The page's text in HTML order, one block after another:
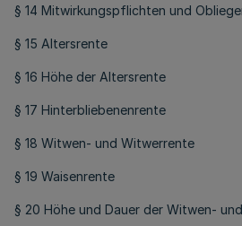
§ 14 Mitwirkungspflichten und
§ 15 Altersrente
§ 16 Höhe der Altersrente
§ 17 Hinterbliebenenrente
§ 18 Witwen- und Witwerrente
§ 19 Waisenrente
§ 20 Höhe und Dauer der Witwen-